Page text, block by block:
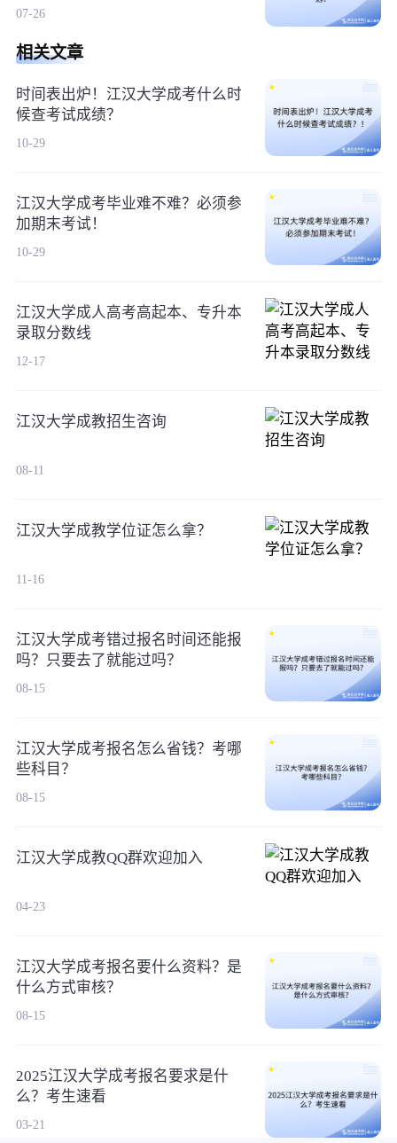
07-26
相关文章
时间表出炉！江汉大学成考什么时
候查考试成绩？
10-29
江汉大学成考毕业难不难？必须参
加期末考试！
10-29
江汉大学成人高考高起本、专升本
录取分数线
12-17
江汉大学成教招生咨询
08-11
江汉大学成教学位证怎么拿？
11-16
江汉大学成考错过报名时间还能报
吗？只要去了就能过吗？
08-15
江汉大学成考报名怎么省钱？考哪
些科目？
08-15
江汉大学成教QQ群欢迎加入
04-23
江汉大学成考报名要什么资料？是
什么方式审核？
08-15
2025江汉大学成考报名要求是什
么？考生速看
03-21